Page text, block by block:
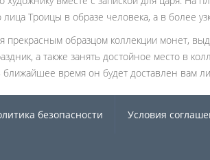
Троицы в образе человека, а в более
прекрасным образцом коллекции монет,
а также занять достойное место в
время он будет доставлен вам
безопасности Условия